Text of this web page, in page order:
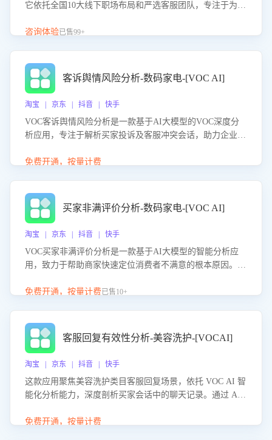
它依托全国10大线下职场布局和严选客服团队，专注于为企
客服团队和智能工具提升语音客服服务效率和质量，帮助企
咨询体验已售99+
客诉舆情风险分析-数码家电-[VOC AI]
淘宝 | 京东 | 抖音 | 快手
VOC客诉舆情风险分析是一款基于AI大模型的VOC深度分
析应用，专注于解析买家投诉及客服冲突会话，助力企业精
别客户情绪、归因争议根源，并客观评估客服应对合理性与
能力，阻断差评扩散，维护品牌声誉，实现客户满意度的持
续提升。
免费开通，按量计费
买家非满评价分析-数码家电-[VOC AI]
淘宝 | 京东 | 抖音 | 快手
VOC买家非满评价分析是一款基于AI大模型的智能分析应
用，致力于帮助商家快速定位消费者不满意的根本原因。该
客服原因或其它部门原因，明确责任归属，提供可落地的改
改，有效提升客户满意度和店铺整体服务质量。
免费开通，按量计费已售10+
客服回复有效性分析-美容洗护-[VOCAI]
淘宝 | 京东 | 抖音 | 快手
这款应用聚焦美容洗护类目客服回复场景，依托 VOC AI 智
能化分析能力，深度剖析买家会话中的聊天记录。通过 AI
答的有效性与完整性，输出针对性改进策略，助力商家快速
免费开通，按量计费